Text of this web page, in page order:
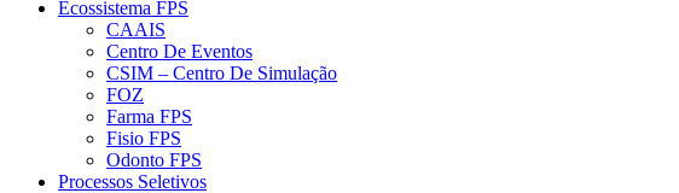
Ecossistema FPS
CAAIS
Centro De Eventos
CSIM – Centro De Simulação
FOZ
Farma FPS
Fisio FPS
Odonto FPS
Processos Seletivos